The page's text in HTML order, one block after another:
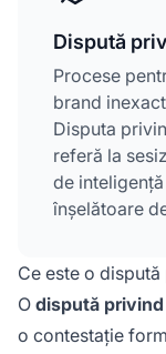
Dispută
Procese
brand
Disputa
referă la
de
înșelătoare
brandului pe
Perplexity și
Ce este o
O dispută
o contestație